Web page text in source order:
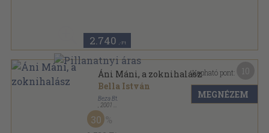
2.740 ,-Ft
Áni Máni, a zoknihalász
Bella István
Beza Bt.
2001
Varrott keménykötés
30
Kapható pont:
MEGNÉZEM